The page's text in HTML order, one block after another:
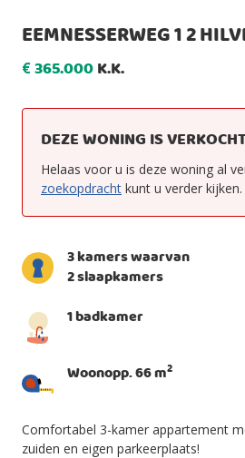
EEMNESSERWEG 1 2
€365.000K.K.
DEZE WONING IS
Helaas voor u is deze woning al
zoekopdracht kunt u verder kijken.
3 kamers waarvan
2 slaapkamers
1 badkamer
Woonopp. 66 m2
Comfortabel 3-kamer appartement
zuiden en eigen parkeerplaats!